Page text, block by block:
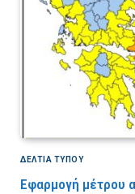
ΔΕΛΤΙΑ ΤΥΠΟΥ
Εφαρμογή μέτρου